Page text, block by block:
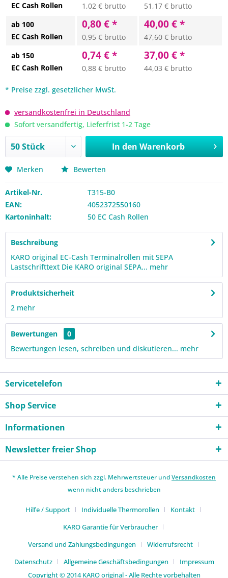
EC Cash Rollen
1,02 € brutto
51,17 € brutto
ab 100
EC Cash Rollen
0,80 € *
0,95 € brutto
40,00 € *
47,60 € brutto
ab 150
EC Cash Rollen
0,74 € *
0,88 € brutto
37,00 € *
44,03 € brutto
* Preise zzgl. gesetzlicher MwSt.
versandkostenfrei in Deutschland
Sofort versandfertig, Lieferfrist 1-2 Tage
In den Warenkorb
Merken Bewerten
Artikel-Nr.
T315-B0
EAN:
4052372550160
Kartoninhalt:
50 EC Cash Rollen
Beschreibung
KARO original EC-Cash Terminalrollen mit SEPA
Lastschrifttext Die KARO original SEPA... mehr
Produktsicherheit
2 mehr
Bewertungen
0
Bewertungen lesen, schreiben und diskutieren... mehr
Servicetelefon
Shop Service
Informationen
Newsletter freier Shop
* Alle Preise verstehen sich zzgl. Mehrwertsteuer undVersandkosten
wenn nicht anders beschrieben
Hilfe / Support Individuelle Thermorollen
Kontakt
KARO Garantie für Verbraucher
Versand und Zahlungsbedingungen
Widerrufsrecht
Datenschutz
Allgemeine Geschäftsbedingungen
Impressum
Copyright © 2014 KARO original - Alle Rechte vorbehalten